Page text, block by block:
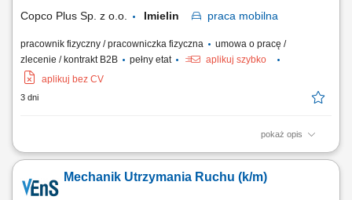
Copco Plus Sp. z o.o. Imielin praca mobilna
pracownik fizyczny / pracowniczka fizyczna
umowa o pracę /
zlecenie / kontrakt B2B
pełny etat
aplikuj szybko
aplikuj bez CV
3 dni
pokaż opis
Zadania Utrzymanie ciągłości pracy linii produkcyjnych poprzez
remontów oraz dbanie o optymalny stan techniczny urządzeń.
Współdziałanie z innymi działami w celu usprawniania procesów
Mechanik Utrzymania Ruchu (k/m)